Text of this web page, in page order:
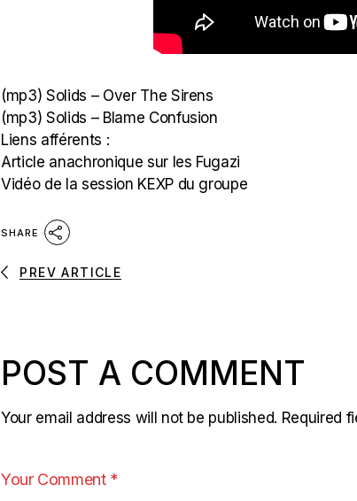
(mp3) Solids – Over The Sirens
(mp3) Solids – Blame Confusion
Liens afférents :
Article anachronique sur les Fugazi
Vidéo de la session KEXP du groupe
SHARE
PREV ARTICLE
POST A COMMENT
Your email address will not be published. Required